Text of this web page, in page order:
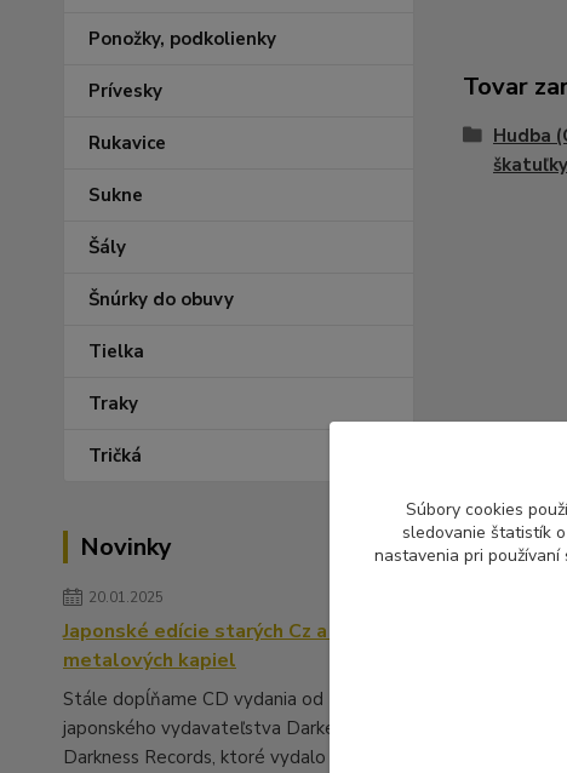
Ponožky, podkolienky
Prívesky
Rukavice
Sukne
Šály
Šnúrky do obuvy
Tielka
Traky
Tričká
Novinky
20.01.2025
Japonské edície starých Cz a Sk
metalových kapiel
Stále dopĺňame CD vydania od
japonského vydavateľstva Darker Than
Darkness Records, ktoré vydalo množstvo
Tovar
Hudba
Súbory cookies
sledovanie štatistík
nastavenia pri používaní